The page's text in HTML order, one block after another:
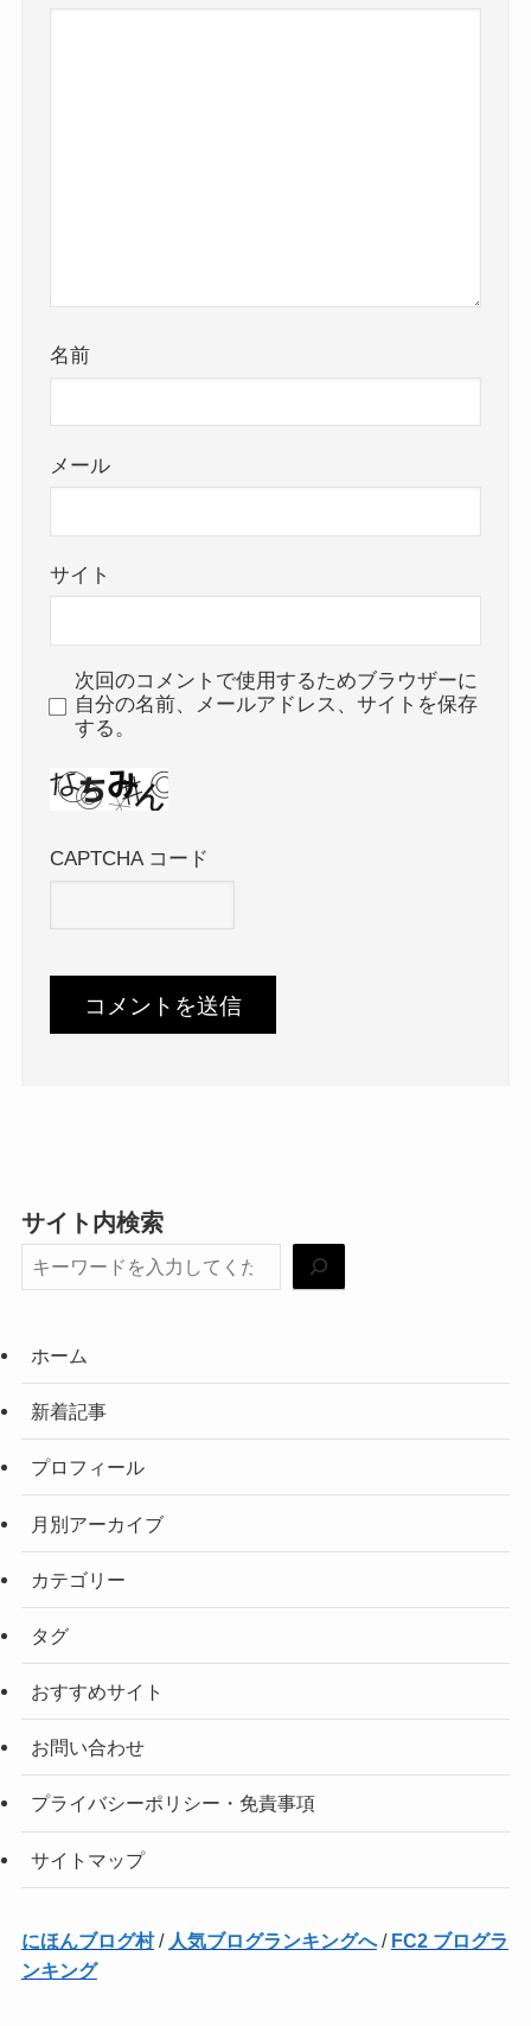
名前
メール
サイト
次回のコメントで使用するためブラウザーに
自分の名前、メールアドレス、サイトを保存
する。
CAPTCHA コード
サイト内検索
ホーム
新着記事
プロフィール
月別アーカイブ
カテゴリー
タグ
おすすめサイト
お問い合わせ
プライバシーポリシー・免責事項
サイトマップ
にほんブログ村/ 人気ブログランキングへ/ FC2 ブログラ
ンキング